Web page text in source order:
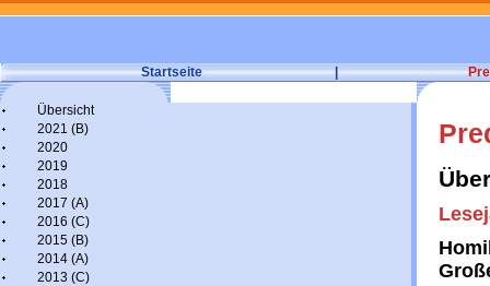
Startseite |
Übersicht
2021 (B)
2020
2019
2018
2017 (A)
2016 (C)
2015 (B)
2014 (A)
2013 (C)